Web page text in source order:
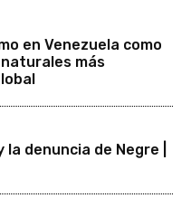
en Venezuela como
más
denuncia de Negre |